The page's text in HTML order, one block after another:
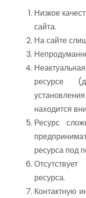
Низкое
сайта.
На сайте
ресурсе
находится
Ресурс
ресурса под
ресурса.
Контактную